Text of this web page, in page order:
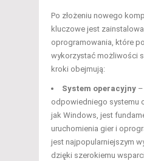
Po złożeniu nowego
kluczowe jest
oprogramowania, które
wykorzystać możliwości
kroki obejmują:
System operacyjny
odpowiedniego systemu
jak Windows, jest
uruchomienia gier i
jest najpopularniejszym
dzięki szerokiemu